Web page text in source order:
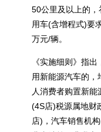
50公里及以上的
用车(含增程式)要
万元/辆。
《实施细则》指
用新能源汽车的，
人消费者购置新
(4S店)税源属地财
店)，汽车销售机